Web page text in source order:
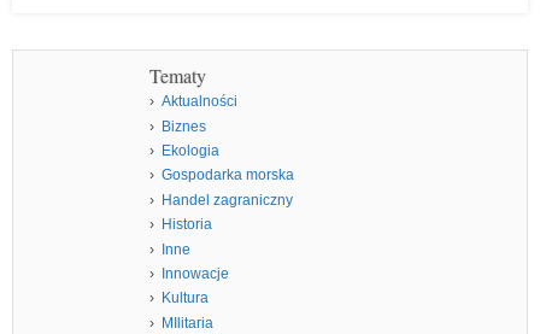
Tematy
Aktualności
Biznes
Ekologia
Gospodarka morska
Handel zagraniczny
Historia
Inne
Innowacje
Kultura
MIlitaria